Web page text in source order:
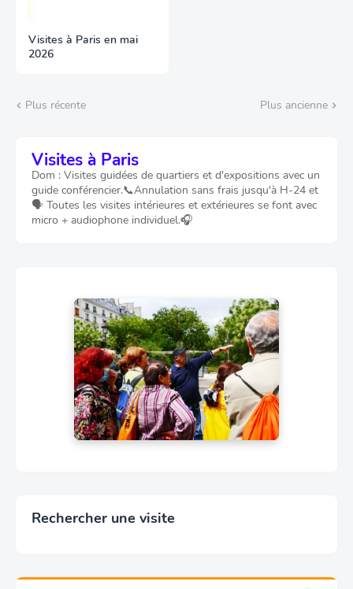
Visites à Paris en mai
2026
Plus récente Plus ancienne
Visites à Paris
Dom : Visites guidées de quartiers et d'expositions avec un
guide conférencier.📞Annulation sans frais jusqu'à H-24 et
🗣️ Toutes les visites intérieures et extérieures se font avec
micro + audiophone individuel.🎧
Rechercher une visite